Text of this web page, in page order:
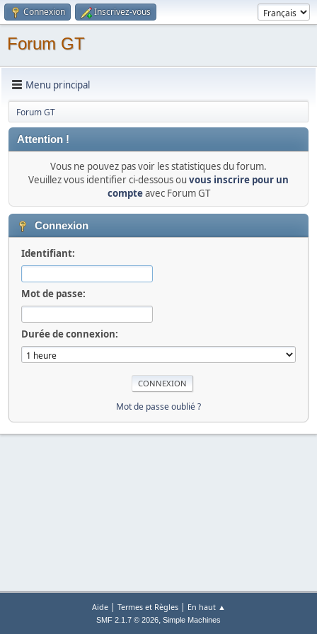
Connexion Inscrivez-vous
Forum GT
Menu principal
Forum GT
Attention !
Vous ne pouvez pas voir les statistiques du forum.
Veuillez vous identifier ci-dessous ou vous inscrire pour un
compteavec Forum GT
Connexion
Identifiant:
Mot de passe:
Durée de connexion:
Mot de passe oublié ?
Aide| Termes et Règles| En haut ▲
SMF 2.1.7 © 2026, Simple Machines